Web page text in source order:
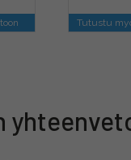
Tutustu